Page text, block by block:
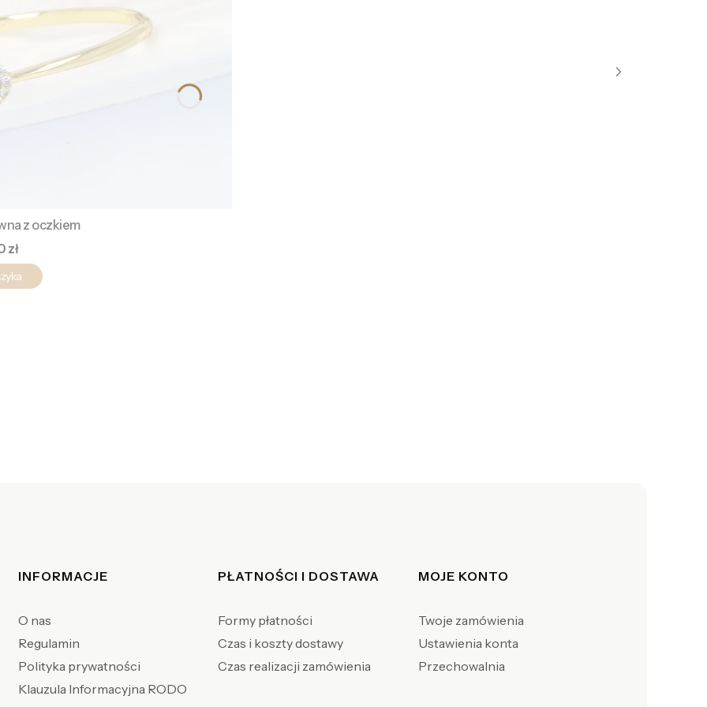
z oczkiem
zł
Linki w stopce
INFORMACJE
O nas
Regulamin
Polityka prywatności
Klauzula Informacyjna RODO
PŁATNOŚCI I DOSTAWA
Formy płatności
Czas i koszty dostawy
Czas realizacji zamówienia
MOJE KONTO
Twoje zamówienia
Ustawienia konta
Przechowalnia